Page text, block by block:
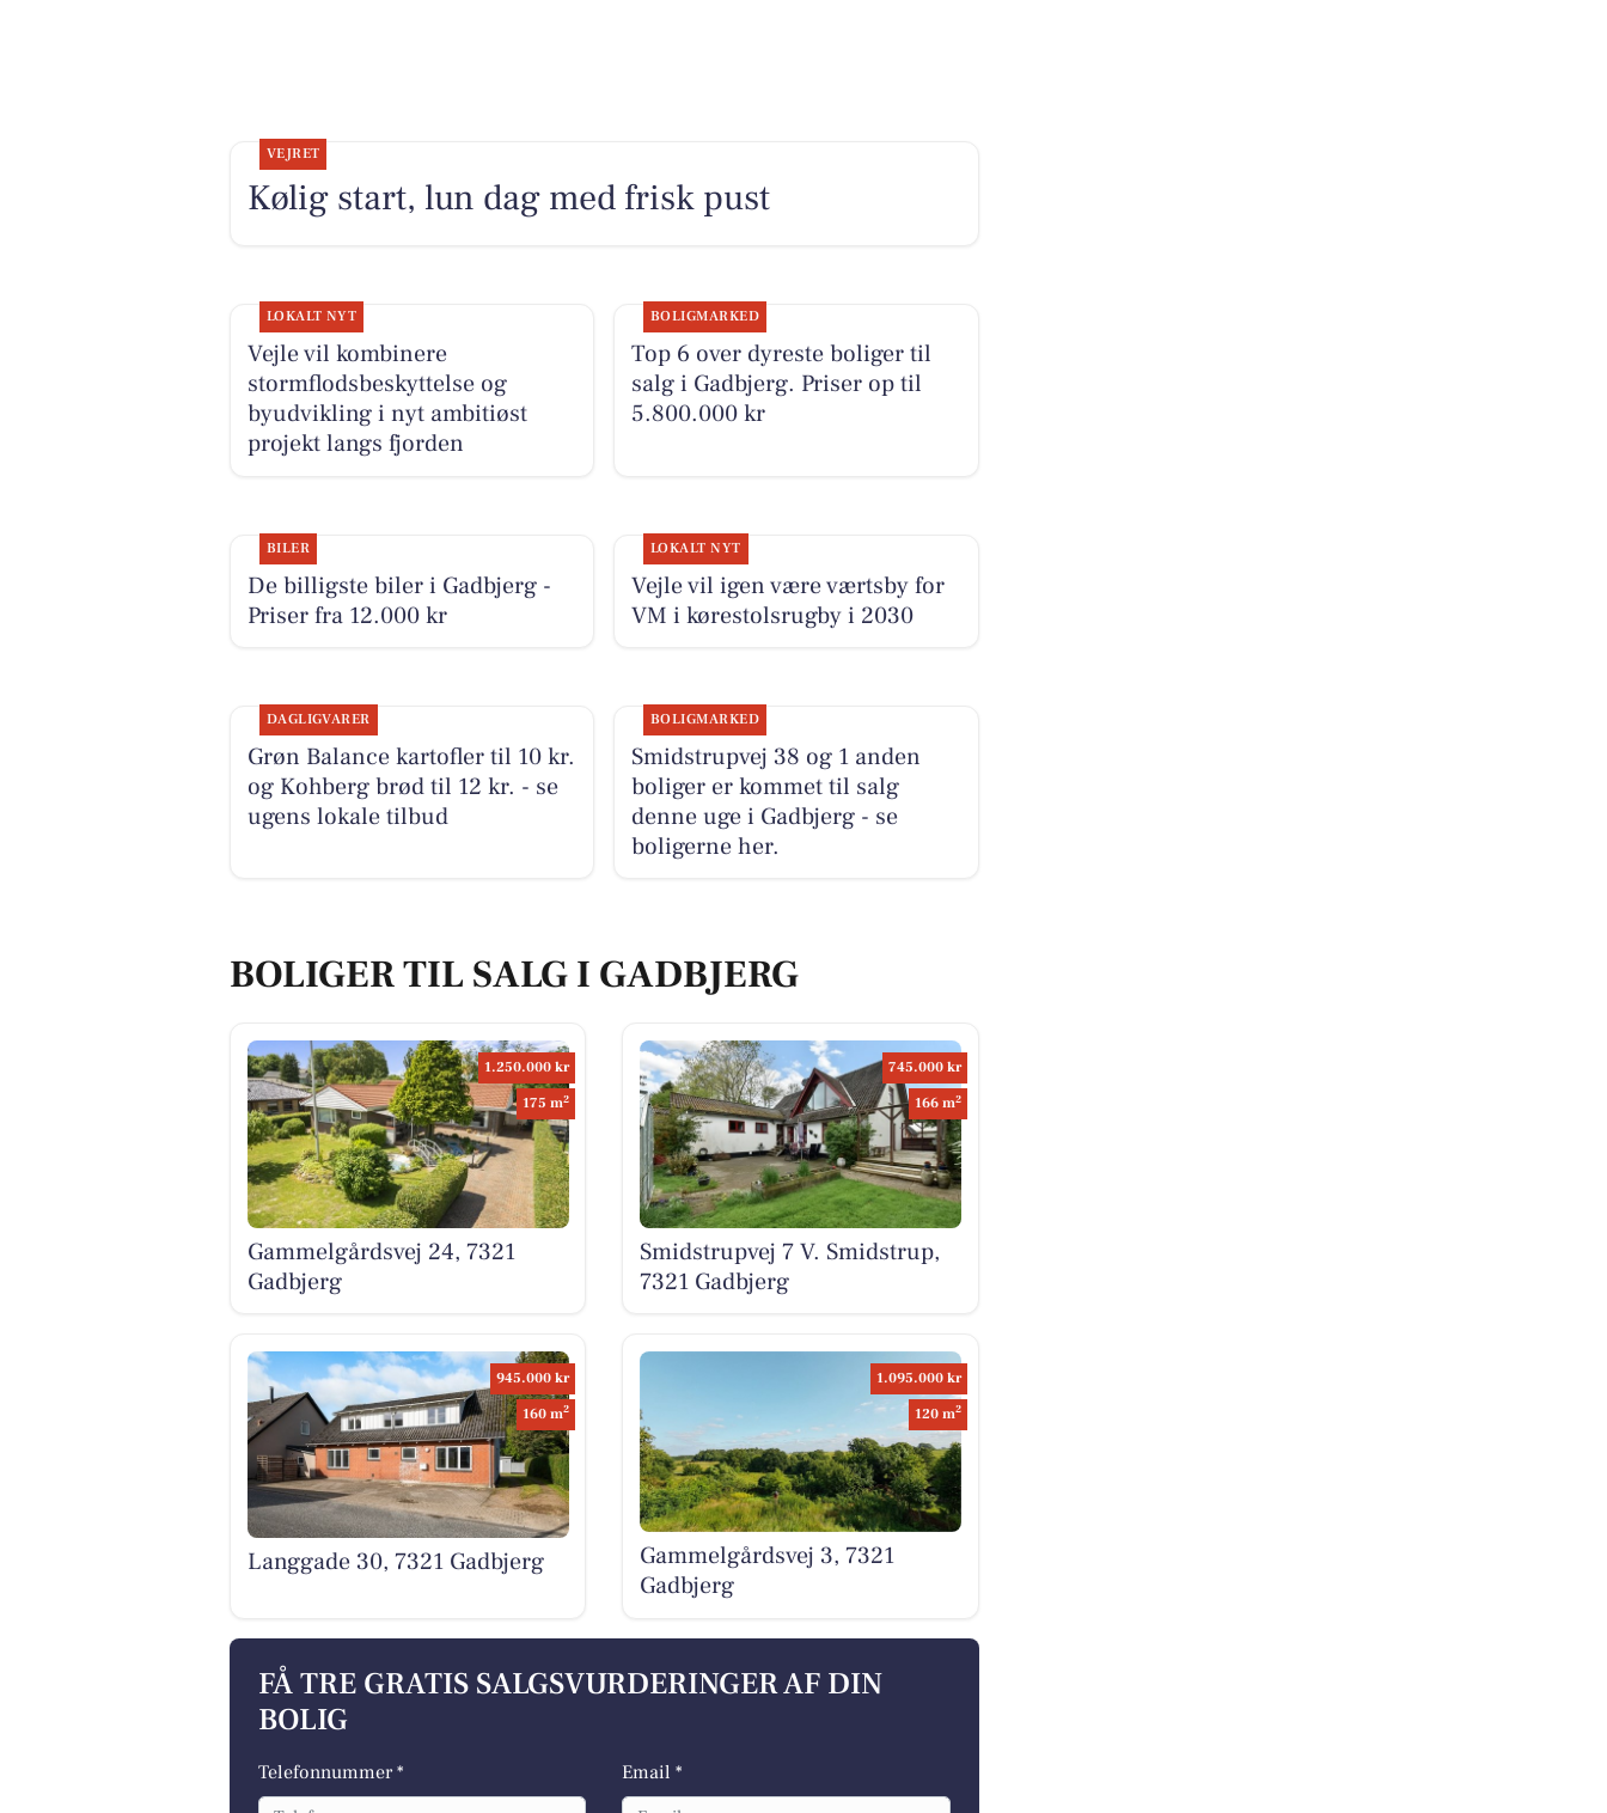
VEJRET
Kølig start, lun dag med frisk pust
LOKALT NYT
Vejle vil kombinere
stormflodsbeskyttelse og
byudvikling i nyt ambitiøst
projekt langs fjorden
BOLIGMARKED
Top 6 over dyreste boliger til
salg i Gadbjerg. Priser op til
5.800.000 kr
BILER
De billigste biler i Gadbjerg -
Priser fra 12.000 kr
LOKALT NYT
Vejle vil igen være værtsby for
VM i kørestolsrugby i 2030
DAGLIGVARER
Grøn Balance kartofler til 10 kr.
og Kohberg brød til 12 kr. - se
ugens lokale tilbud
BOLIGMARKED
Smidstrupvej 38 og 1 anden
boliger er kommet til salg
denne uge i Gadbjerg - se
boligerne her.
BOLIGER TIL SALG I GADBJERG
1.250.000 kr
175 m2
Gammelgårdsvej 24, 7321
Gadbjerg
745.000 kr
166 m2
Smidstrupvej 7 V. Smidstrup,
7321 Gadbjerg
945.000 kr
160 m2
Langgade 30, 7321 Gadbjerg
1.095.000 kr
120 m2
Gammelgårdsvej 3, 7321
Gadbjerg
FÅ TRE GRATIS SALGSVURDERINGER AF DIN
BOLIG
Telefonnummer * Email *